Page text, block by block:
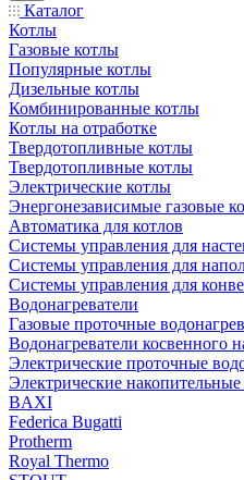
Каталог
Котлы
Газовые котлы
Популярные котлы
Дизельные котлы
Комбинированные котлы
Котлы на отработке
Твердотопливные котлы
Твердотопливные котлы
Электрические котлы
Энергонезависимые газовые
Автоматика для котлов
Системы управления для
Системы управления для
Системы управления для
Водонагреватели
Газовые проточные
Водонагреватели косвенного
Электрические проточные
Электрические накопительные
BAXI
Federica Bugatti
Protherm
Royal Thermo